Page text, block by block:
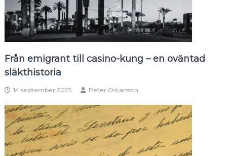
Från emigrant till casino-kung – en oväntad
släkthistoria
14 september 2025 Peter Oskarsson